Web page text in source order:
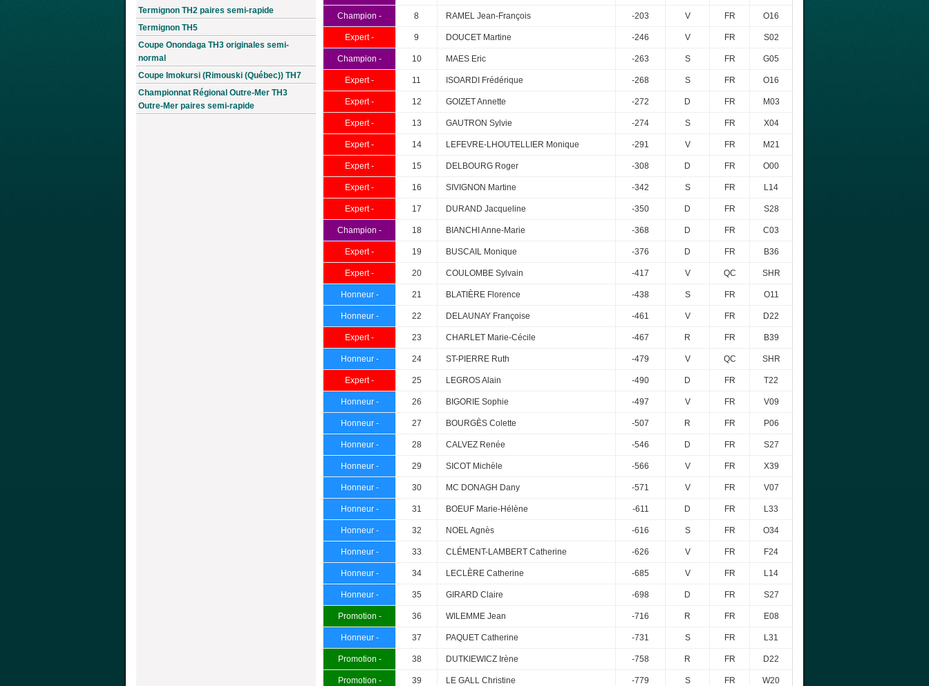
Termignon TH2 paires semi-rapide
Termignon TH5
Coupe Onondaga TH3 originales semi-
normal
Coupe Imokursi (Rimouski (Québec)) TH7
Championnat Régional Outre-Mer TH3
Outre-Mer paires semi-rapide
Champion - 8 RAMEL Jean-François -203 V FR O16
Expert - 9 DOUCET Martine -246 V FR S02
Champion - 10 MAES Eric -263 S FR G05
Expert - 11 ISOARDI Frédérique -268 S FR O16
Expert - 12 GOIZET Annette -272 D FR M03
Expert - 13 GAUTRON Sylvie -274 S FR X04
Expert - 14 LEFEVRE-LHOUTELLIER Monique -291 V FR M21
Expert - 15 DELBOURG Roger -308 D FR O00
Expert - 16 SIVIGNON Martine -342 S FR L14
Expert - 17 DURAND Jacqueline -350 D FR S28
Champion - 18 BIANCHI Anne-Marie -368 D FR C03
Expert - 19 BUSCAIL Monique -376 D FR B36
Expert - 20 COULOMBE Sylvain -417 V QC SHR
Honneur - 21 BLATIÈRE Florence -438 S FR O11
Honneur - 22 DELAUNAY Françoise -461 V FR D22
Expert - 23 CHARLET Marie-Cécile -467 R FR B39
Honneur - 24 ST-PIERRE Ruth -479 V QC SHR
Expert - 25 LEGROS Alain -490 D FR T22
Honneur - 26 BIGORIE Sophie -497 V FR V09
Honneur - 27 BOURGÈS Colette -507 R FR P06
Honneur - 28 CALVEZ Renée -546 D FR S27
Honneur - 29 SICOT Michèle -566 V FR X39
Honneur - 30 MC DONAGH Dany -571 V FR V07
Honneur - 31 BOEUF Marie-Hélène -611 D FR L33
Honneur - 32 NOEL Agnès -616 S FR O34
Honneur - 33 CLÉMENT-LAMBERT Catherine -626 V FR F24
Honneur - 34 LECLÈRE Catherine -685 V FR L14
Honneur - 35 GIRARD Claire -698 D FR S27
Promotion - 36 WILEMME Jean -716 R FR E08
Honneur - 37 PAQUET Catherine -731 S FR L31
Promotion - 38 DUTKIEWICZ Irène -758 R FR D22
Promotion - 39 LE GALL Christine -779 S FR W20